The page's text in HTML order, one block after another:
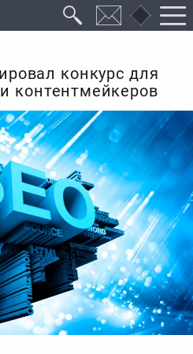
конкурс для
контентмейкеров